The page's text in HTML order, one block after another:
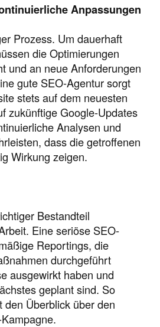
Anpassungen
Prozess. Um dauerhaft
die Optimierungen
und an neue Anforderungen
gute SEO-Agentur sorgt
stets auf dem neuesten
zukünftige Google-Updates
Analysen und
dass die getroffenen
Wirkung zeigen.
Bestandteil
Eine seriöse SEO-
Reportings, die
durchgeführt
ausgewirkt haben und
geplant sind. So
den Überblick über den